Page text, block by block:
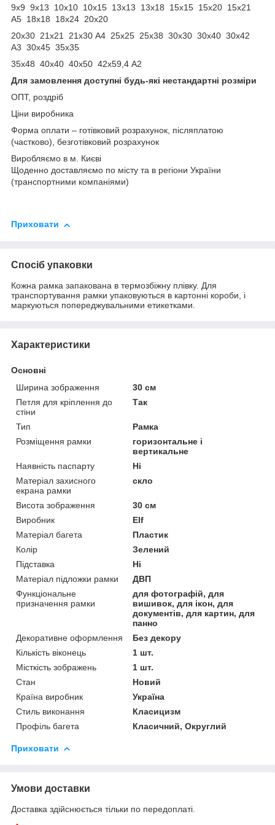
9х9 9х13 10х10 10х15 13х13 13х18 15х15 15х20 15х21
А5 18х18 18х24 20х20
20х30 21х21 21х30 А4 25х25 25х38 30х30 30х40 30х42
А3 30х45 35х35
35х48 40х40 40х50 42х59,4 А2
Для замовлення доступні будь-які нестандартні розміри
ОПТ, роздріб
Ціни виробника
Форма оплати – готівковий розрахунок, післяплатою
(частково), безготівковий розрахунок
Виробляємо в м. Києві
Щоденно доставляємо по місту та в регіони України
(транспортними компаніями)
Приховати
Спосіб упаковки
Кожна рамка запакована в термозбіжну плівку. Для
транспортування рамки упаковуються в картонні короби, і
маркуються попереджувальними етикетками.
Характеристики
Основні
Ширина зображення
30 см
Петля для кріплення до
стіни
Так
Тип
Рамка
Розміщення рамки
горизонтальне і
вертикальне
Наявність паспарту
Ні
Матеріал захисного
екрана рамки
скло
Висота зображення
30 см
Виробник
Elf
Матеріал багета
Пластик
Колір
Зелений
Підставка
Ні
Матеріал підложки рамки
ДВП
Функціональне
призначення рамки
для фотографій, для
вишивок, для ікон, для
документів, для картин, для
панно
Декоративне оформлення
Без декору
Кількість віконець
1 шт.
Місткість зображень
1 шт.
Стан
Новий
Країна виробник
Україна
Стиль виконання
Класицизм
Профіль багета
Класичний, Округлий
Приховати
Умови доставки
Доставка здійснюється тільки по передоплаті.